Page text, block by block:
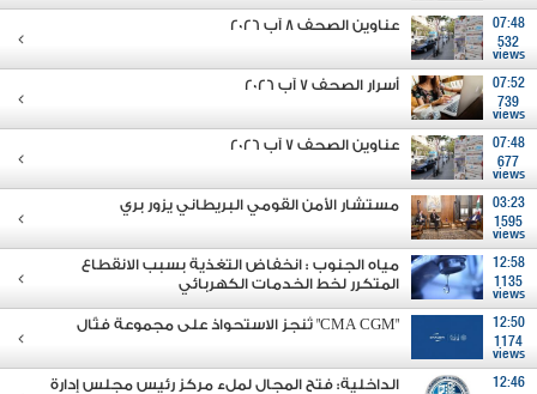
07:48
532
views
عناوين الصحف 8 آب 2026
07:52
739
views
أسرار الصحف 7 آب 2026
07:48
677
views
عناوين الصحف 7 آب 2026
03:23
1595
views
مستشار الأمن القومي البريطاني يزور بري
12:58
1135
views
مياه الجنوب : انخفاض التغذية بسبب الانقطاع
المتكرر لخط الخدمات الكهربائي
12:50
1174
views
"CMA CGM" تُنجز الاستحواذ على مجموعة فتّال
12:46
الداخلية: فتح المجال لملء مركز رئيس مجلس إدارة